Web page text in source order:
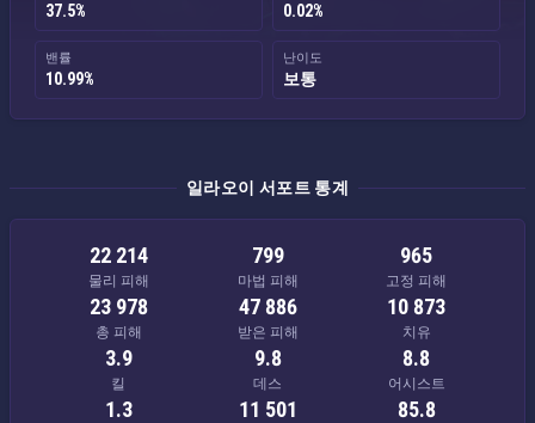
37.5% 0.02%
밴률
10.99%
난이도
보통
일라오이 서포트 통계
22 214
물리 피해
799
마법 피해
965
고정 피해
23 978
총 피해
47 886
받은 피해
10 873
치유
3.9
킬
9.8
데스
8.8
어시스트
1.3 11 501 85.8